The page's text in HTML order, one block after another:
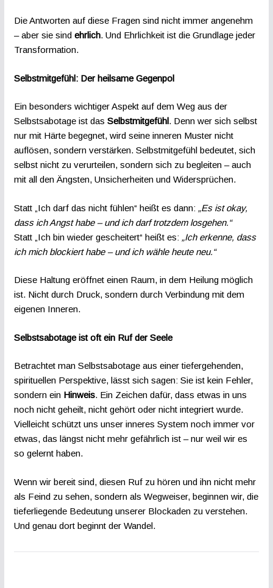
Die Antworten auf diese Fragen sind nicht immer angenehm
– aber sie sind ehrlich. Und Ehrlichkeit ist die Grundlage jeder
Transformation.
Selbstmitgefühl: Der heilsame Gegenpol
Ein besonders wichtiger Aspekt auf dem Weg aus der
Selbstsabotage ist das Selbstmitgefühl. Denn wer sich selbst
nur mit Härte begegnet, wird seine inneren Muster nicht
auflösen, sondern verstärken. Selbstmitgefühl bedeutet, sich
selbst nicht zu verurteilen, sondern sich zu begleiten – auch
mit all den Ängsten, Unsicherheiten und Widersprüchen.
Statt „Ich darf das nicht fühlen“ heißt es dann: „Es ist okay,
dass ich Angst habe – und ich darf trotzdem losgehen.“
Statt „Ich bin wieder gescheitert“ heißt es: „Ich erkenne, dass
ich mich blockiert habe – und ich wähle heute neu.“
Diese Haltung eröffnet einen Raum, in dem Heilung möglich
ist. Nicht durch Druck, sondern durch Verbindung mit dem
eigenen Inneren.
Selbstsabotage ist oft ein Ruf der Seele
Betrachtet man Selbstsabotage aus einer tiefergehenden,
spirituellen Perspektive, lässt sich sagen: Sie ist kein Fehler,
sondern ein Hinweis. Ein Zeichen dafür, dass etwas in uns
noch nicht geheilt, nicht gehört oder nicht integriert wurde.
Vielleicht schützt uns unser inneres System noch immer vor
etwas, das längst nicht mehr gefährlich ist – nur weil wir es
so gelernt haben.
Wenn wir bereit sind, diesen Ruf zu hören und ihn nicht mehr
als Feind zu sehen, sondern als Wegweiser, beginnen wir, die
tieferliegende Bedeutung unserer Blockaden zu verstehen.
Und genau dort beginnt der Wandel.